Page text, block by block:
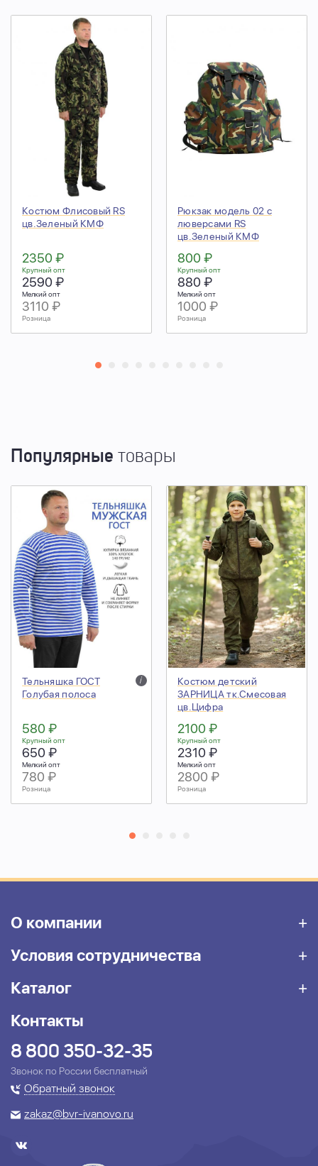
Костюм Флисовый RS
цв.Зеленый КМФ
2350 ₽
Крупный опт
2590 ₽
Мелкий опт
3110 ₽
Розница
Рюкзак модель 02 с
люверсами RS
цв.Зеленый КМФ
800 ₽
Крупный опт
880 ₽
Мелкий опт
1000 ₽
Розница
Популярные товары
Тельняшка ГОСТ
Голубая полоса
i
580 ₽
Крупный опт
650 ₽
Мелкий опт
780 ₽
Розница
Костюм детский
ЗАРНИЦА тк.Смесовая
цв.Цифра
2100 ₽
Крупный опт
2310 ₽
Мелкий опт
2800 ₽
Розница
О компании
Условия сотрудничества
Каталог
Контакты
8 800 350-32-35
Звонок по России бесплатный
Обратный звонок
zakaz@bvr-ivanovo.ru